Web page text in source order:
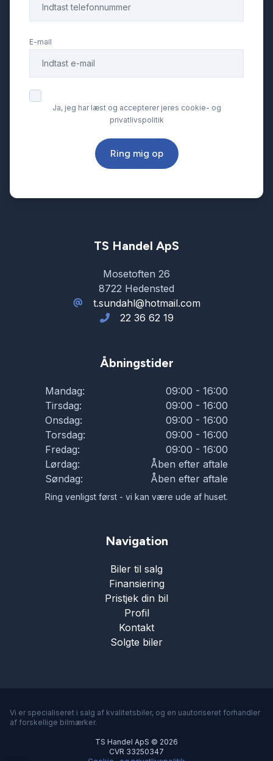
E-mail
Ja, jeg har læst og accepterer jeres cookie- og
privatlivspolitik
Ring mig op
TS Handel ApS
Mosetoften 26
8722 Hedensted
t.sundahl@hotmail.com
22 36 62 19
Åbningstider
Mandag:
09:00 - 16:00
Tirsdag:
09:00 - 16:00
Onsdag:
09:00 - 16:00
Torsdag:
09:00 - 16:00
Fredag:
09:00 - 16:00
Lørdag:
Åben efter aftale
Søndag:
Åben efter aftale
Ring venligst først - vi kan være ude af huset.
Navigation
Biler til salg
Finansiering
Pristjek din bil
Profil
Kontakt
Solgte biler
Vi er specialiseret i salg af kvalitetsbiler, og en uautoriseret forhandler
af forskellige bilmærker.
TS Handel ApS © 2026
CVR 33250347